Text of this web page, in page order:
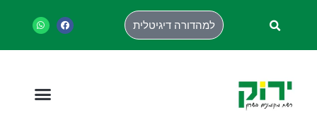
למהדורה דיגיטלית